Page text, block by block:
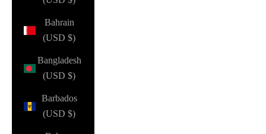
Bahrain
(USD $)
Bangladesh
(USD $)
Barbados
(USD $)